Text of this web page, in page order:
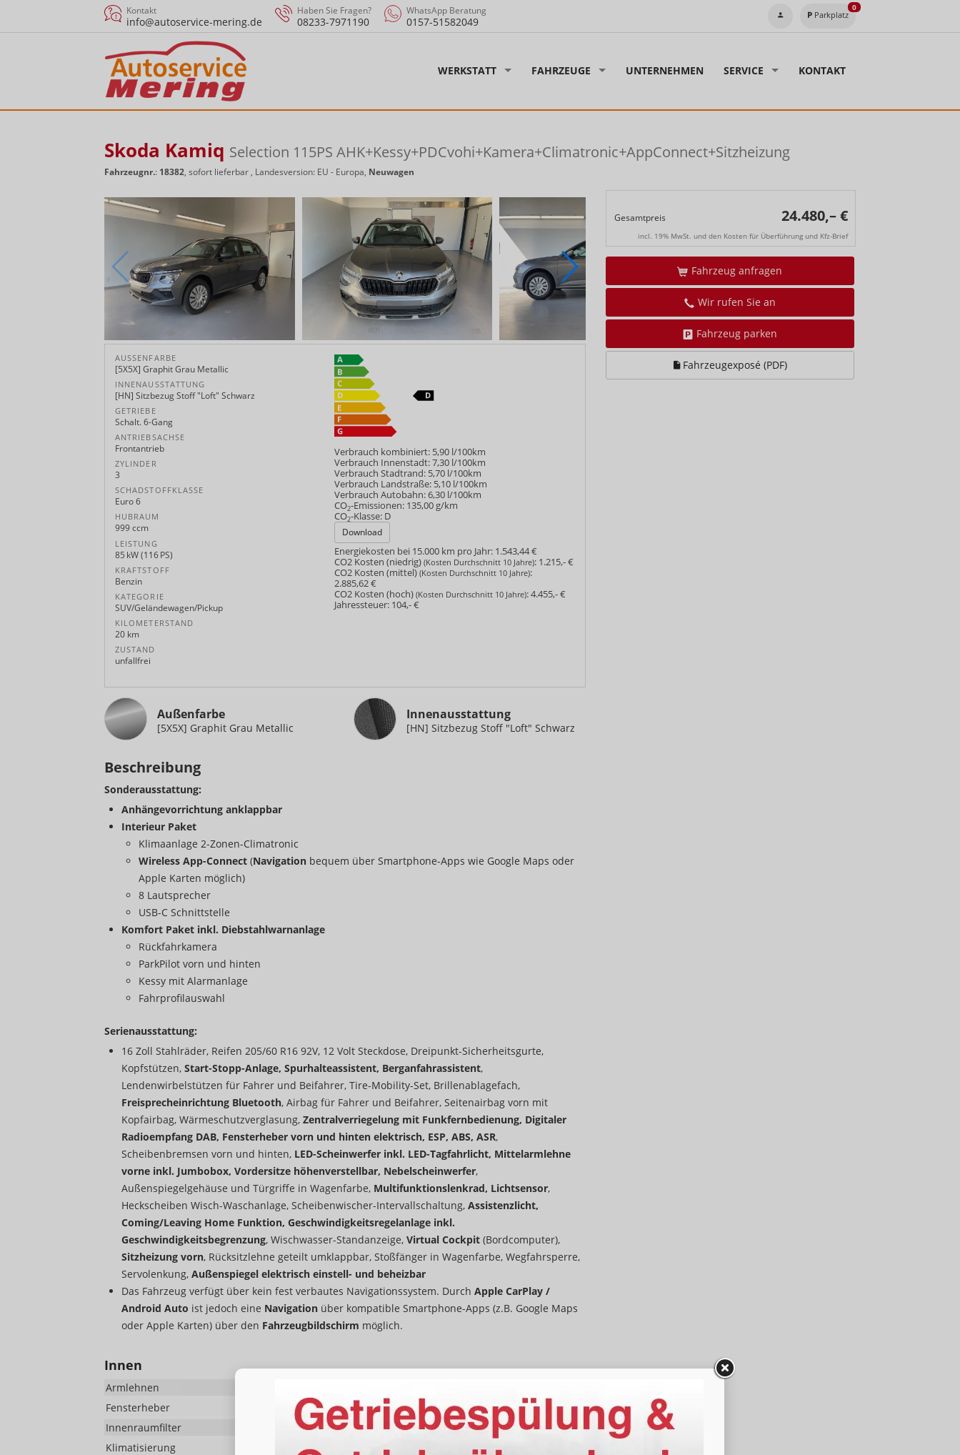
Kontakt
info@autoservice-mering.de
Haben Sie Fragen?
08233-7971190
WhatsApp Beratung
0157-51582049
Parkplatz
0
WERKSTATT FAHRZEUGE UNTERNEHMEN SERVICE KONTAKT
Skoda Kamiq Selection 115PS AHK+Kessy+PDCvohi+Kamera+Climatronic+AppConnect+Sitzheizung
Fahrzeugnr.: 18382, sofort lieferbar , Landesversion: EU - Europa, Neuwagen
Gesamtpreis 24.480,– €
incl. 19% MwSt. und den Kosten für Überführung und Kfz-Brief
Fahrzeug anfragen
Wir rufen Sie an
Fahrzeug parken
Fahrzeugexposé (PDF)
AUSSENFARBE
[5X5X] Graphit Grau Metallic
INNENAUSSTATTUNG
[HN] Sitzbezug Stoff "Loft" Schwarz
GETRIEBE
Schalt. 6-Gang
ANTRIEBSACHSE
Frontantrieb
ZYLINDER
3
SCHADSTOFFKLASSE
Euro 6
HUBRAUM
999 ccm
LEISTUNG
85 kW (116 PS)
KRAFTSTOFF
Benzin
KATEGORIE
SUV/Geländewagen/Pickup
KILOMETERSTAND
20 km
ZUSTAND
unfallfrei
Verbrauch kombiniert: 5,90 l/100km
Verbrauch Innenstadt:7,30 l/100km
Verbrauch Stadtrand: 5,70 l/100km
Verbrauch Landstraße: 5,10 l/100km
Verbrauch Autobahn:6,30 l/100km
CO2-Emissionen: 135,00 g/km
CO2-Klasse: D
Download
Energiekosten bei 15.000 km pro Jahr: 1.543,44 €
CO2 Kosten (niedrig)(Kosten Durchschnitt 10 Jahre): 1.215,- €
CO2 Kosten (mittel)(Kosten Durchschnitt 10 Jahre):
2.885,62 €
CO2 Kosten (hoch)(Kosten Durchschnitt 10 Jahre):4.455,- €
Jahressteuer: 104,- €
Außenfarbe
[5X5X] Graphit Grau Metallic
Innenausstattung
Innenausstattung
[HN] Sitzbezug Stoff "Loft" Schwarz
Beschreibung
Sonderausstattung:
Anhängevorrichtung anklappbar
Interieur Paket
Klimaanlage 2-Zonen-Climatronic
Wireless App-Connect (Navigation bequem über Smartphone-Apps wie Google Maps oder
Apple Karten möglich)
8 Lautsprecher
USB-C Schnittstelle
Komfort Paket inkl. Diebstahlwarnanlage
Rückfahrkamera
ParkPilot vorn und hinten
Kessy mit Alarmanlage
Fahrprofilauswahl
Serienausstattung:
16 Zoll Stahlräder, Reifen 205/60 R16 92V, 12 Volt Steckdose, Dreipunkt-Sicherheitsgurte,
Kopfstützen, Start-Stopp-Anlage, Spurhalteassistent, Berganfahrassistent,
Lendenwirbelstützen für Fahrer und Beifahrer, Tire-Mobility-Set, Brillenablagefach,
Freisprecheinrichtung Bluetooth, Airbag für Fahrer und Beifahrer, Seitenairbag vorn mit
Kopfairbag, Wärmeschutzverglasung, Zentralverriegelung mit Funkfernbedienung, Digitaler
Radioempfang DAB, Fensterheber vorn und hinten elektrisch, ESP, ABS, ASR,
Scheibenbremsen vorn und hinten, LED-Scheinwerfer inkl. LED-Tagfahrlicht, Mittelarmlehne
vorne inkl. Jumbobox, Vordersitze höhenverstellbar, Nebelscheinwerfer,
Außenspiegelgehäuse und Türgriffe in Wagenfarbe, Multifunktionslenkrad, Lichtsensor,
Heckscheiben Wisch-Waschanlage, Scheibenwischer-Intervallschaltung, Assistenzlicht,
Coming/Leaving Home Funktion, Geschwindigkeitsregelanlage inkl.
Geschwindigkeitsbegrenzung, Wischwasser-Standanzeige, Virtual Cockpit (Bordcomputer),
Sitzheizung vorn, Rücksitzlehne geteilt umklappbar, Stoßfänger in Wagenfarbe, Wegfahrsperre,
Servolenkung, Außenspiegel elektrisch einstell- und beheizbar
Das Fahrzeug verfügt über kein fest verbautes Navigationssystem. Durch Apple CarPlay /
Android Auto ist jedoch eine Navigation über kompatible Smartphone-Apps (z.B. Google Maps
oder Apple Karten) über den Fahrzeugbildschirm möglich.
Innen
Armlehnen
Fensterheber
elektrisch
Innenraumfilter
vorhanden
Klimatisierung
Klimaanlage manuell, Klimaautomatik, 2-Zonen-Klimaautomatik